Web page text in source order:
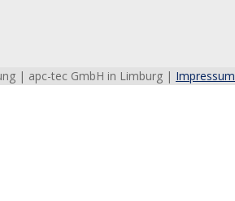
| apc-tec GmbH in Limburg | Impressum